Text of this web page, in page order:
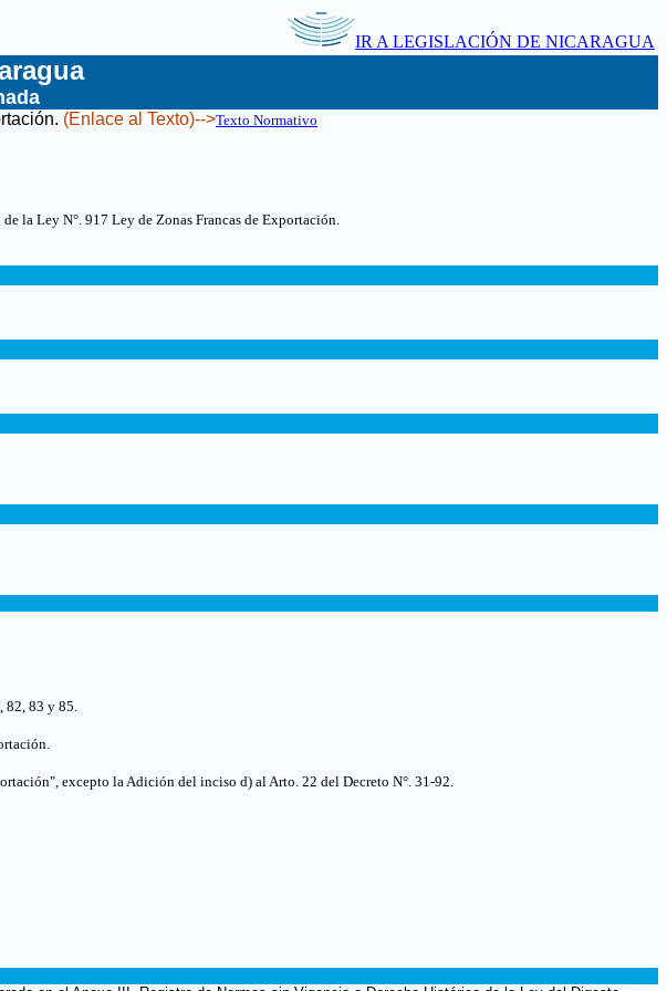
IR A LEGISLACIÓN DE NICARAGUA
. (Enlace al Texto)-->Texto Normativo
la Ley N°. 917 Ley de Zonas Francas de Exportación.
82, 83 y 85.
", excepto la Adición del inciso d) al Arto. 22 del Decreto N°. 31-92.